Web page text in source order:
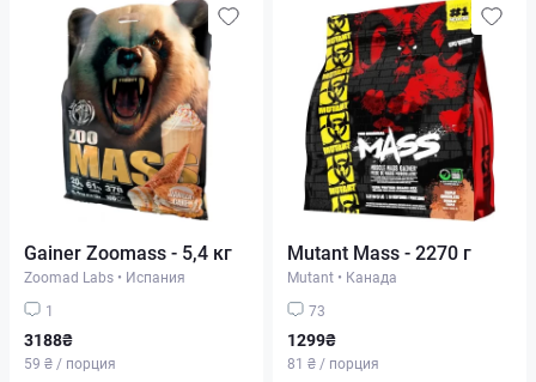
Gainer Zoomass - 5,4 кг
Zoomad Labs • Испания
1
3188₴
59 ₴ / порция
Mutant Mass - 2270 г
Mutant • Канада
73
1299₴
81 ₴ / порция